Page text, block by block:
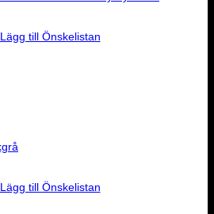
Lägg till Önskelistan
Lägg till Önskelistan